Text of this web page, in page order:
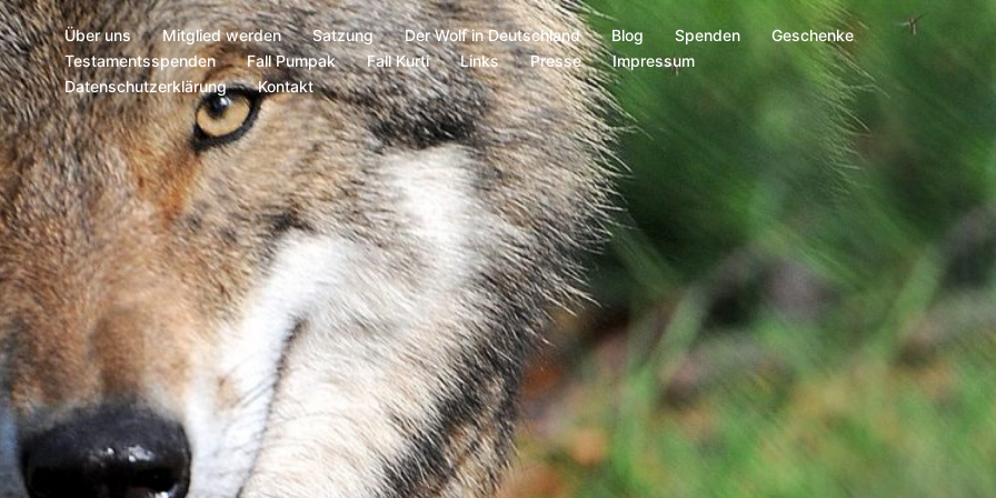
Über uns Mitglied werden Satzung Der Wolf in Deutschland Blog Spenden
Geschenke
Testamentsspenden
Fall Pumpak Fall Kurti Links Presse
Impressum
Datenschutzerklärung
Kontakt